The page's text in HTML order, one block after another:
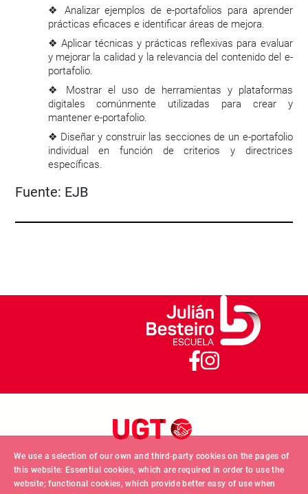
We use a selection of our own and third-party cookies on the pages of
this website: Essential cookies, which are required in order to use the
website; functional cookies, which provide better easy of use when
❖
Analizar ejemplos de e-portafolios para aprender
prácticas eficaces e identificar áreas de mejora.
❖ Aplicar técnicas y prácticas reflexivas para evaluar
y mejorar la calidad y la relevancia del contenido del e-
portafolio.
❖
Mostrar el uso de herramientas y plataformas
digitales comúnmente utilizadas para crear y
mantener e-portafolio.
❖ Diseñar y construir las secciones de un e-portafolio
individual en función de criterios y directrices
específicas.
Fuente: EJB